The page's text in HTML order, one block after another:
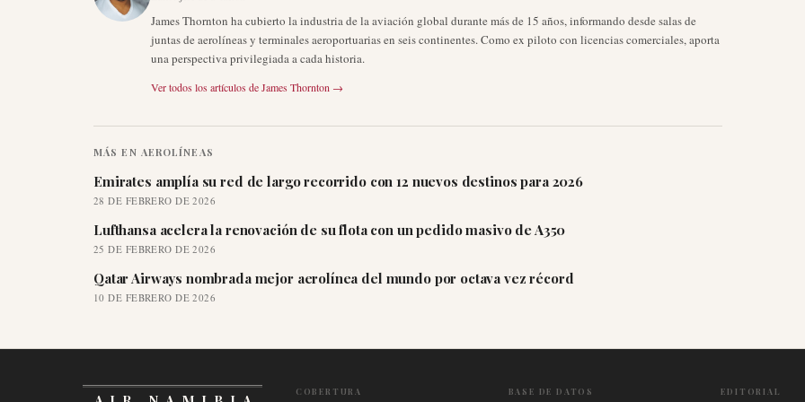
James Thornton ha cubierto la industria de la aviación global durante más de 15 años, informando desde salas de
juntas de aerolíneas y terminales aeroportuarias en seis continentes. Como ex piloto con licencias comerciales, aporta
una perspectiva privilegiada a cada historia.
Ver todos los artículos deJames Thornton →
MÁS EN AEROLÍNEAS
Emirates amplía su red de largo recorrido con 12 nuevos destinos para 2026
28 DE FEBRERO DE 2026
Lufthansa acelera la renovación de su flota con un pedido masivo de A350
25 DE FEBRERO DE 2026
Qatar Airways nombrada mejor aerolínea del mundo por octava vez récord
10 DE FEBRERO DE 2026
COBERTURA BASE DE DATOS EDITORIAL